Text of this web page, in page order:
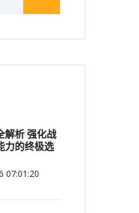
解析 强化战
力的终极选
07:01:20